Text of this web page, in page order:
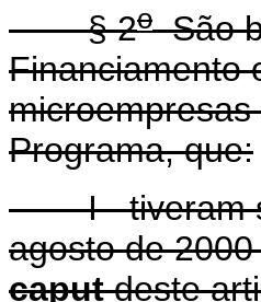
§ 2oSão
Financiamento
Programa, que:
I - tiveram
agosto de
caputdeste